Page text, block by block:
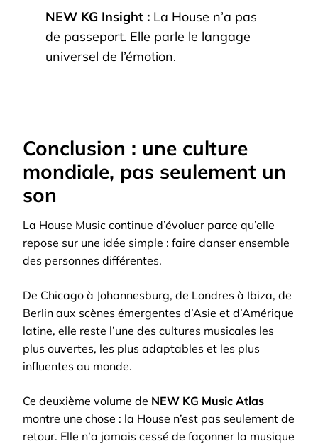
NEW KG Insight : La House n’a pas
de passeport. Elle parle le langage
universel de l’émotion.
Conclusion : une culture
mondiale, pas seulement un
son
La House Music continue d’évoluer parce qu’elle
repose sur une idée simple : faire danser ensemble
des personnes différentes.
De Chicago à Johannesburg, de Londres à Ibiza, de
Berlin aux scènes émergentes d’Asie et d’Amérique
latine, elle reste l’une des cultures musicales les
plus ouvertes, les plus adaptables et les plus
influentes au monde.
Ce deuxième volume de NEW KG Music Atlas
montre une chose : la House n’est pas seulement de
retour. Elle n’a jamais cessé de façonner la musique